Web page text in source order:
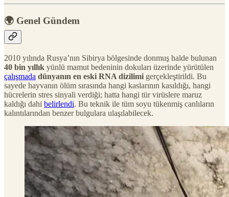
🌍 Genel Gündem
2010 yılında Rusya’nın Sibirya bölgesinde donmuş halde bulunan
40 bin yıllık yünlü mamut bedeninin dokuları üzerinde yürütülen
çalışmada dünyanın en eski RNA dizilimi gerçekleştirildi. Bu
sayede hayvanın ölüm sırasında hangi kaslarının kasıldığı, hangi
hücrelerin stres sinyali verdiği; hatta hangi tür virüslere maruz
kaldığı dahi belirlendi. Bu teknik ile tüm soyu tükenmiş canlıların
kalıntılarından benzer bulgulara ulaşılabilecek.